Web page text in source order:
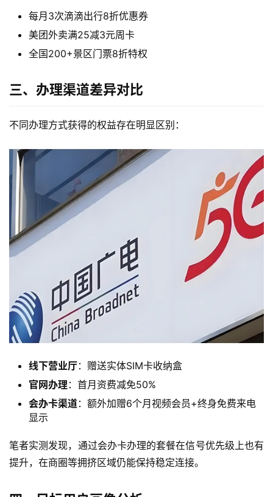
首
流
量
宽
带
每月3次滴滴出行8折优惠券
美团外卖满25减3元周卡
全国200+景区门票8折特权
三、办理渠道差异对比
不同办理方式获得的权益存在明显区别：
线下营业厅：赠送实体SIM卡收纳盒
官网办理 ：首月资费减免50%
会办卡渠道：额外加赠6个月视频会员+终身免费来电
显示
笔者实测发现，通过会办卡办理的套餐在信号优先级上也有
提升，在商圈等拥挤区域仍能保持稳定连接。